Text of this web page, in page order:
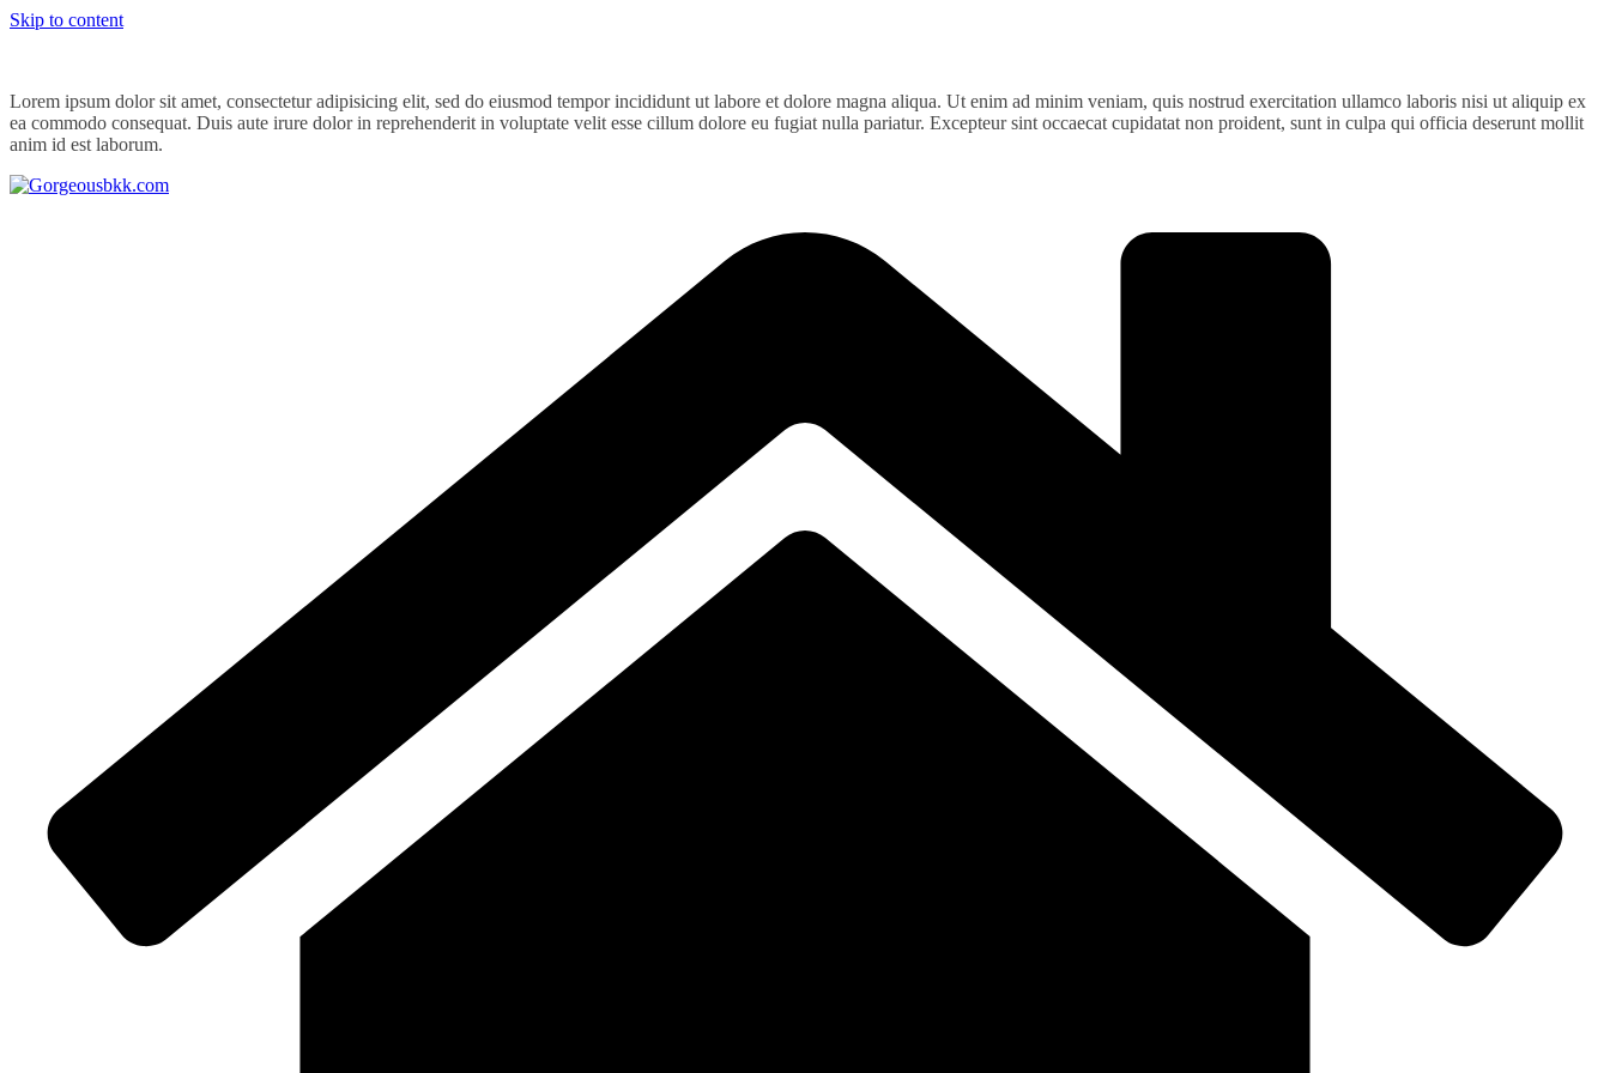
Skip to content
Lorem ipsum dolor sit amet, consectetur adipisicing elit, sed do eiusmod tempor incididunt ut labore et dolore magna aliqua. Ut enim ad minim veniam, quis nostrud exercitation ullamco laboris nisi ut aliquip ex
ea commodo consequat. Duis aute irure dolor in reprehenderit in voluptate velit esse cillum dolore eu fugiat nulla pariatur. Excepteur sint occaecat cupidatat non proident, sunt in culpa qui officia deserunt mollit
anim id est laborum.